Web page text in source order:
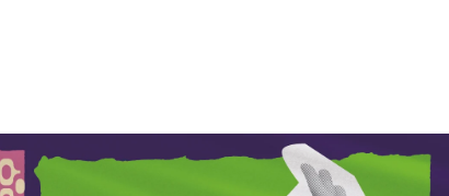
em movimento:
treinos esportivos
pela Apcef/SP
Alerta: golpistas usam
WhatsApp e e-mail para
enviar falsas mensagens